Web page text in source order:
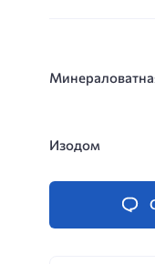
Изодом